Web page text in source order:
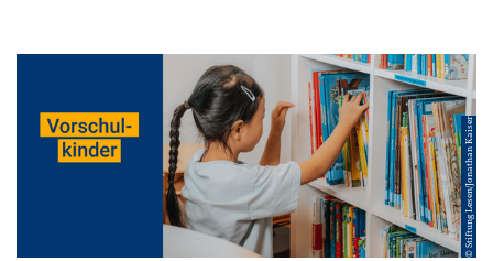
© Stiftung Lesen/Jonathan Kaiser
© Stiftung Lesen/Jonathan Kaiser
© Stiftung Lesen/Jonathan Kaiser
© Adobe Stock/Pixel-Shot